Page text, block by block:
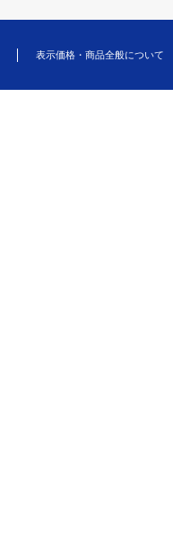
表示価格・商品全般について